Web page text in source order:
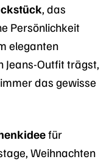
, das
Persönlichkeit
eleganten
Jeans-Outfit trägst,
das gewisse
für
Weihnachten